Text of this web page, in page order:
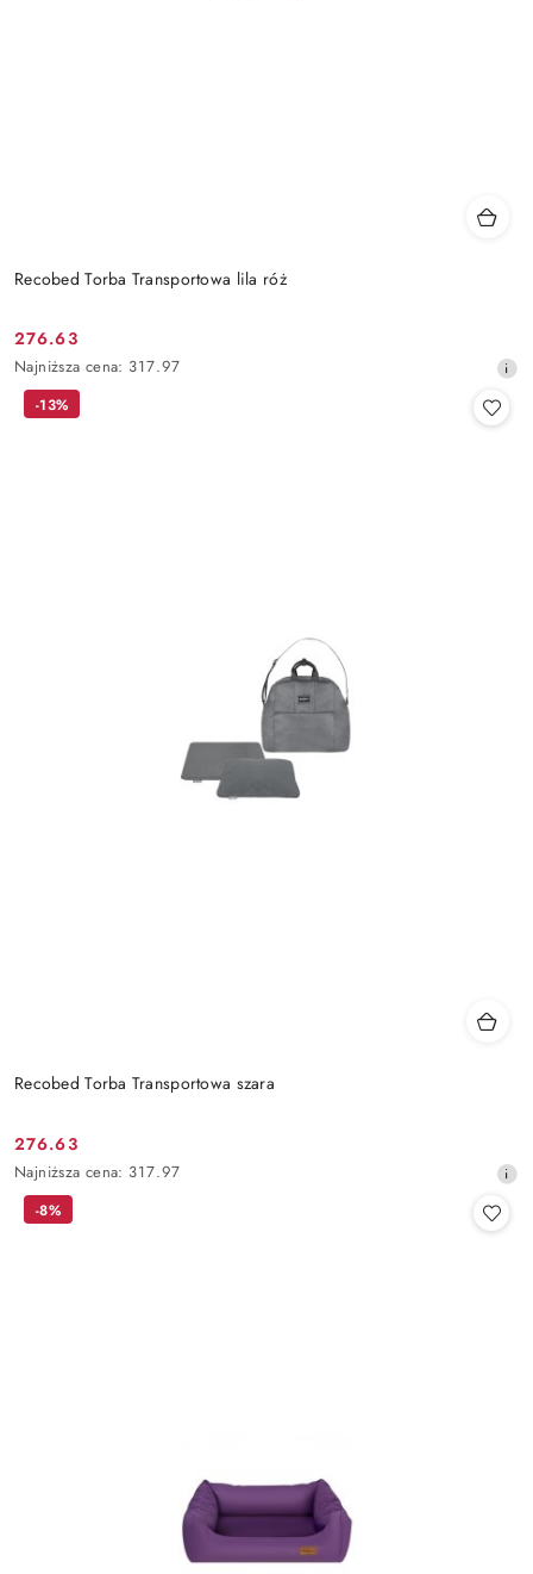
Recobed Torba Transportowa lila róż
Cena
promocyjna:
276.63
Najniższa
cena
Najniższa cena: 317.97
Recobed Torba Transportowa szara
Cena
promocyjna:
276.63
Najniższa
cena
Najniższa cena: 317.97
-13%
-8%